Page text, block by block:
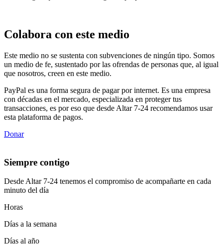
Colabora con este medio
Este medio no se sustenta con subvenciones de ningún tipo. Somos
un medio de fe, sustentado por las ofrendas de personas que, al igual
que nosotros, creen en este medio.
PayPal es una forma segura de pagar por internet. Es una empresa
con décadas en el mercado, especializada en proteger tus
transacciones, es por eso que desde Altar 7-24 recomendamos usar
esta plataforma de pagos.
Donar
Siempre contigo
Desde Altar 7-24 tenemos el compromiso de acompañarte en cada
minuto del día
Horas
Días a la semana
Días al año